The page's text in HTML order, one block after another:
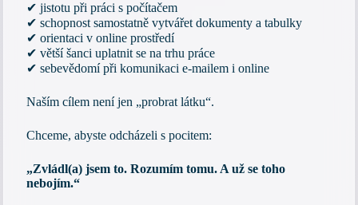
✔ jistotu při práci s počítačem
✔ schopnost samostatně vytvářet dokumenty a tabulky
✔ orientaci v online prostředí
✔ větší šanci uplatnit se na trhu práce
✔ sebevědomí při komunikaci e-mailem i online
Naším cílem není jen „probrat látku“.
Chceme, abyste odcházeli s pocitem:
„Zvládl(a) jsem to. Rozumím tomu. A už se toho
nebojím.“